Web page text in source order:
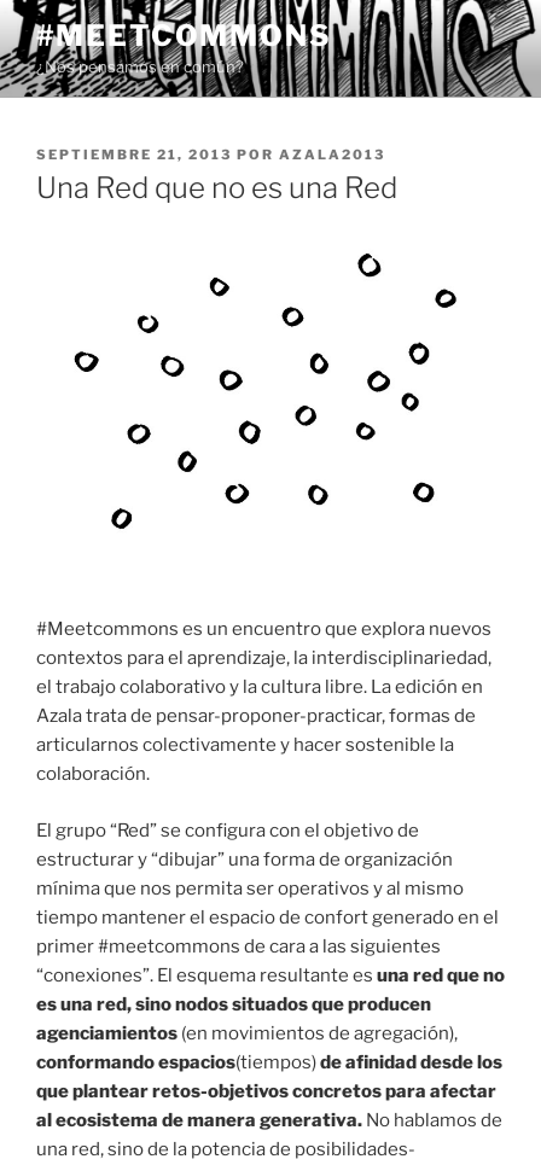
Saltar
contenido
#MEETCOMMONS
¿Nos pensamos en común?
PUBLICADO
EL
SEPTIEMBRE 21, 2013 POR AZALA2013
Una Red que no es una Red
#Meetcommons es un encuentro que explora nuevos
contextos para el aprendizaje, la interdisciplinariedad,
el trabajo colaborativo y la cultura libre. La edición en
Azala trata de pensar-proponer-practicar, formas de
articularnos colectivamente y hacer sostenible la
colaboración.
El grupo “Red” se configura con el objetivo de
estructurar y “dibujar” una forma de organización
mínima que nos permita ser operativos y al mismo
tiempo mantener el espacio de confort generado en el
primer #meetcommons de cara a las siguientes
“conexiones”. El esquema resultante es una red que no
es una red, sinonodos situados que producen
agenciamientos (en movimientos de agregación),
conformando espacios(tiempos)de afinidad desde los
que plantear retos-objetivos concretos para afectar
al ecosistema de manera generativa. No hablamos de
una red, sino de la potencia de posibilidades-